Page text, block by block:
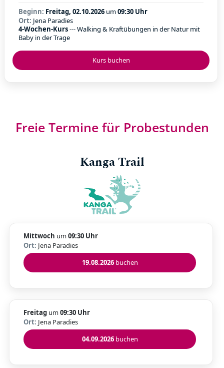
Kurs buchen
Beginn: Freitag, 02.10.2026 um09:30 Uhr
Ort: Jena Paradies
4-Wochen-Kurs--- Walking & Kraftübungen in der Natur mit
Baby in der Trage
Freie Termine für Probestunden
Kanga Trail
Mittwoch um09:30 Uhr
Ort: Jena Paradies
19.08.2026buchen
Freitag um09:30 Uhr
Ort: Jena Paradies
04.09.2026buchen